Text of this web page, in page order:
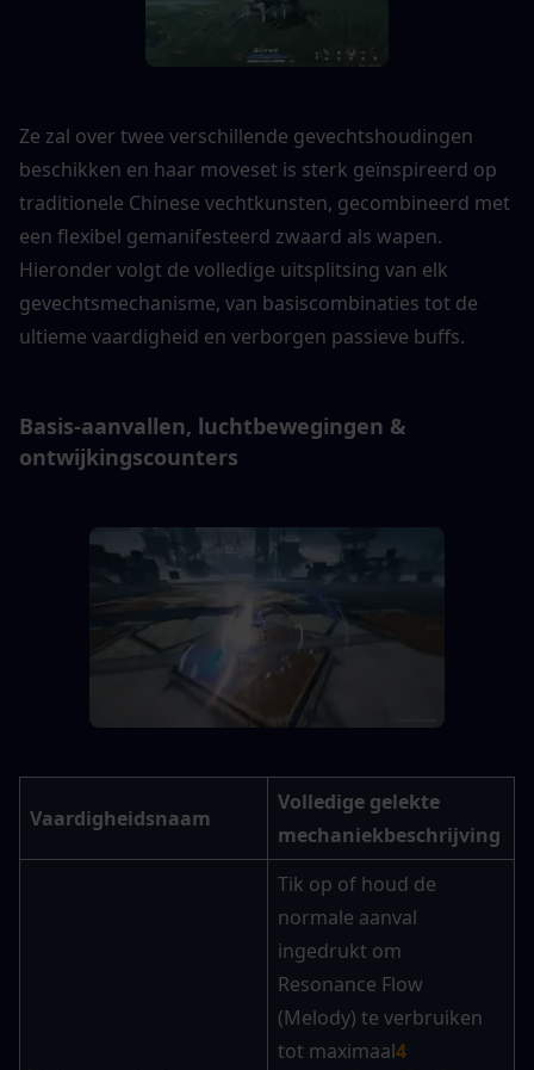
Ze zal over twee verschillende gevechtshoudingen
beschikken en haar moveset is sterk geïnspireerd op
traditionele Chinese vechtkunsten, gecombineerd met
een flexibel gemanifesteerd zwaard als wapen.
Hieronder volgt de volledige uitsplitsing van elk
gevechtsmechanisme, van basiscombinaties tot de
ultieme vaardigheid en verborgen passieve buffs.
Basis-aanvallen, luchtbewegingen &
ontwijkingscounters
Vaardigheidsnaam
Volledige gelekte
mechaniekbeschrijving
Tik op of houd de
normale aanval
ingedrukt om
Resonance Flow
(Melody) te verbruiken
tot maximaal4